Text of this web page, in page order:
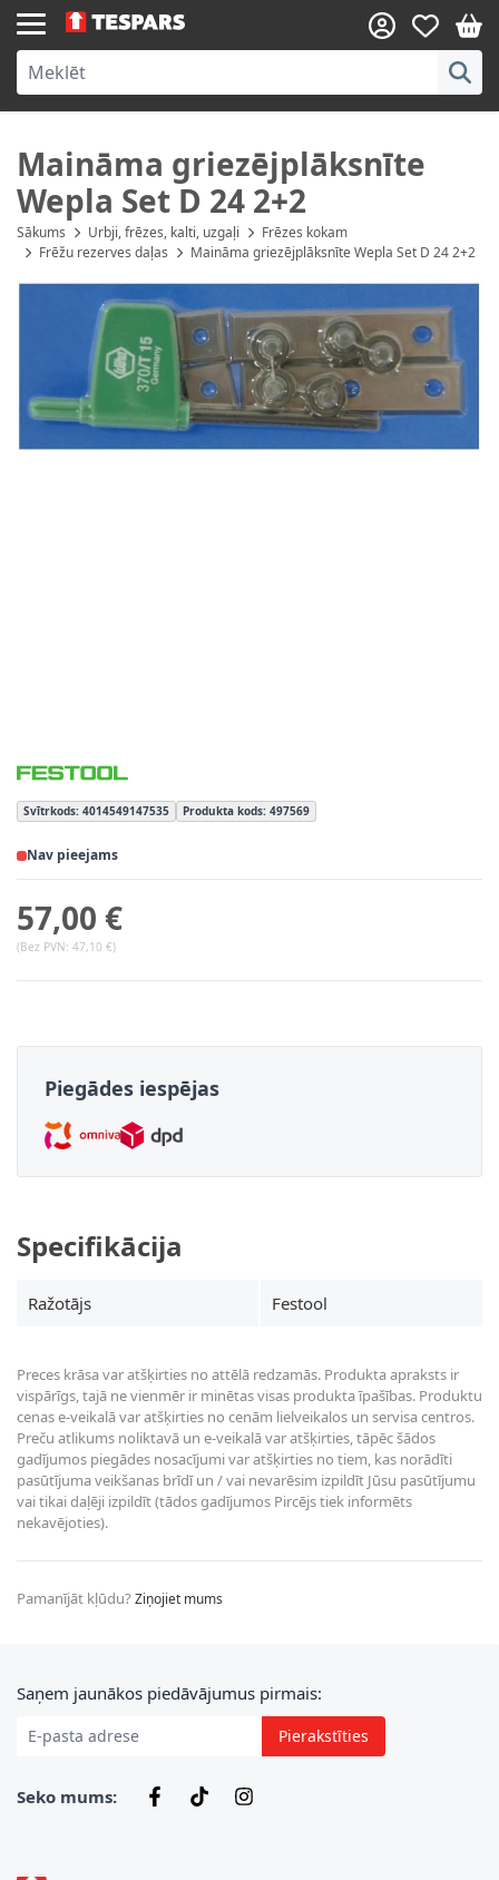
Skip to Content
Maināma griezējplāksnīte
Wepla Set D 24 2+2
Sākums Urbji, frēzes, kalti, uzgaļi
Frēzes kokam
Frēžu rezerves daļas
Maināma griezējplāksnīte Wepla Set D 24 2+2
Svītrkods: 4014549147535 Produkta kods: 497569
Nav pieejams
57,00 €
(Bez PVN: 47,10 €)
Piegādes iespējas
Specifikācija
Ražotājs Festool
Preces krāsa var atšķirties no attēlā redzamās. Produkta apraksts ir
vispārīgs, tajā ne vienmēr ir minētas visas produkta īpašības. Produktu
cenas e-veikalā var atšķirties no cenām lielveikalos un servisa centros.
Preču atlikums noliktavā un e-veikalā var atšķirties, tāpēc šādos
gadījumos piegādes nosacījumi var atšķirties no tiem, kas norādīti
pasūtījuma veikšanas brīdī un / vai nevarēsim izpildīt Jūsu pasūtījumu
vai tikai daļēji izpildīt (tādos gadījumos Pircējs tiek informēts
nekavējoties).
Pamanījāt kļūdu?Ziņojiet mums
E-pasta adrese
Saņem jaunākos piedāvājumus pirmais:
Pierakstīties
Seko mums: